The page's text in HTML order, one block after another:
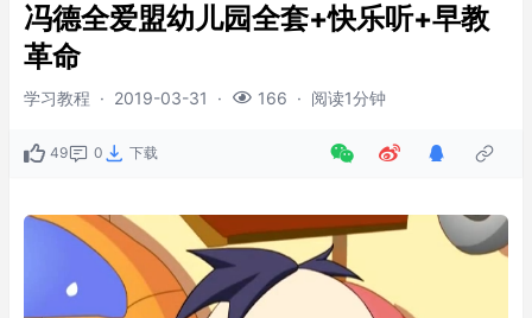
冯德全爱盟幼儿园全套+快乐听+早教
革命
学习教程 · 2019-03-31 · 166 · 阅读1分钟
49 0 下载